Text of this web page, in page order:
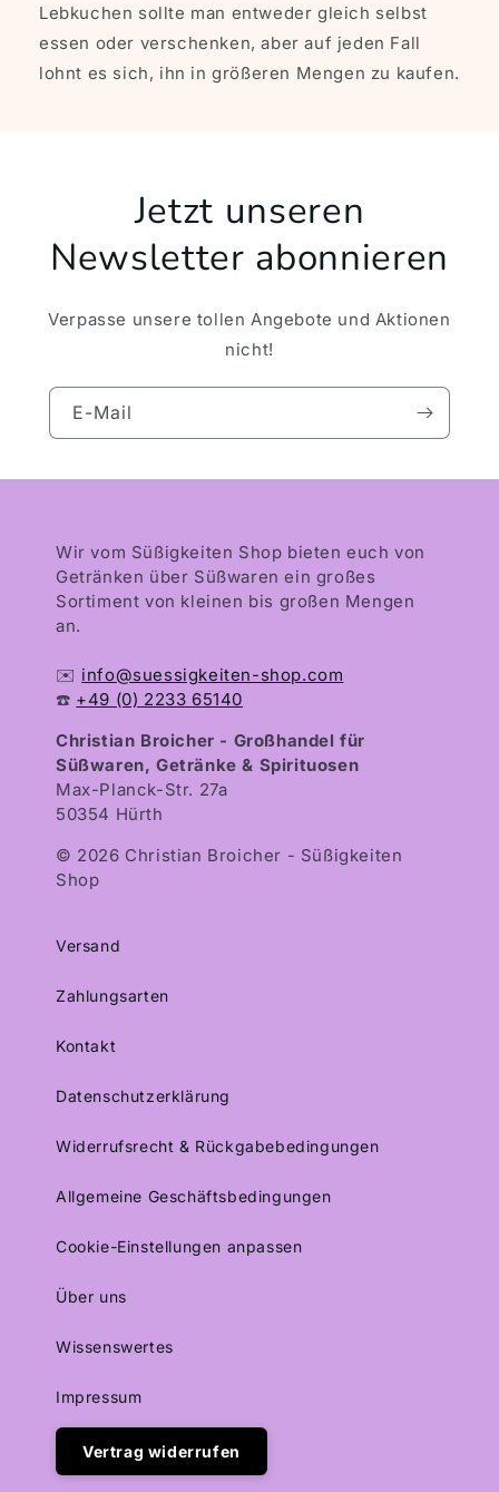
Lebkuchen sollte man entweder gleich selbst
essen oder verschenken, aber auf jeden Fall
lohnt es sich, ihn in größeren Mengen zu kaufen.
Jetzt unseren
Newsletter abonnieren
Verpasse unsere tollen Angebote und Aktionen
nicht!
E-Mail
Wir vom Süßigkeiten Shop bieten euch von
Getränken über Süßwaren ein großes
Sortiment von kleinen bis großen Mengen
an.
✉️ info@suessigkeiten-shop.com
☎️ +49 (0) 2233 65140
Christian Broicher - Großhandel für
Süßwaren, Getränke & Spirituosen
Max-Planck-Str. 27a
50354 Hürth
© 2026 Christian Broicher - Süßigkeiten
Shop
Versand
Zahlungsarten
Kontakt
Datenschutzerklärung
Widerrufsrecht & Rückgabebedingungen
Allgemeine Geschäftsbedingungen
Cookie-Einstellungen anpassen
Über uns
Wissenswertes
Impressum
Vertrag widerrufen